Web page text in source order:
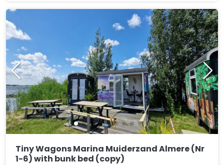
Tiny Wagons Marina Muiderzand Almere (Nr
1-6) with bunk bed (copy)